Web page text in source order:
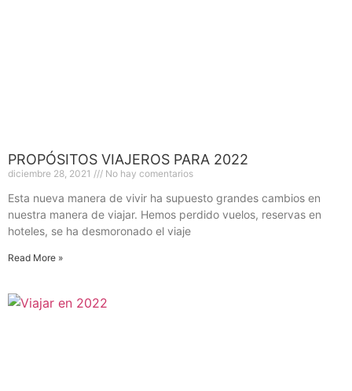
PROPÓSITOS VIAJEROS PARA 2022
diciembre 28, 2021 No hay comentarios
Esta nueva manera de vivir ha supuesto grandes cambios en
nuestra manera de viajar. Hemos perdido vuelos, reservas en
hoteles, se ha desmoronado el viaje
Read More »